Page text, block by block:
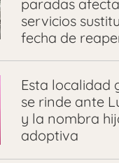
paradas
servicios
fecha de
Esta localidad
se rinde ante
y la nombra
adoptiva